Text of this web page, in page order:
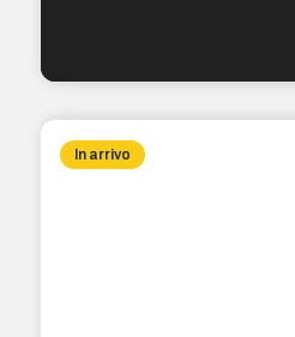
In arrivo